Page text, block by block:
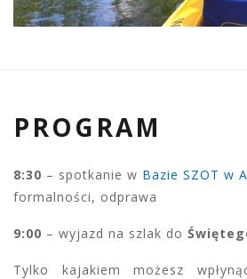
PROGRAM
8:30 – spotkanie w Bazie SZOT w
formalności, odprawa
9:00 – wyjazd na szlak do
Tylko kajakiem możesz